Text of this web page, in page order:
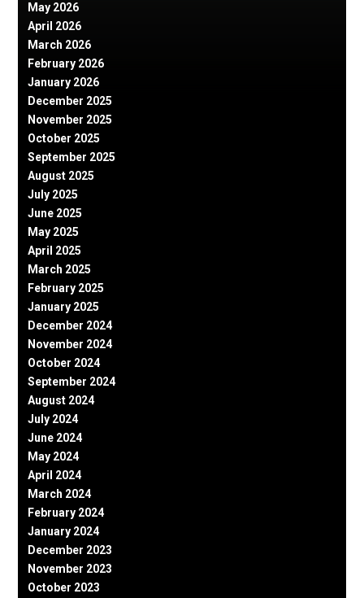
May 2026
April 2026
March 2026
February 2026
January 2026
December 2025
November 2025
October 2025
September 2025
August 2025
July 2025
June 2025
May 2025
April 2025
March 2025
February 2025
January 2025
December 2024
November 2024
October 2024
September 2024
August 2024
July 2024
June 2024
May 2024
April 2024
March 2024
February 2024
January 2024
December 2023
November 2023
October 2023